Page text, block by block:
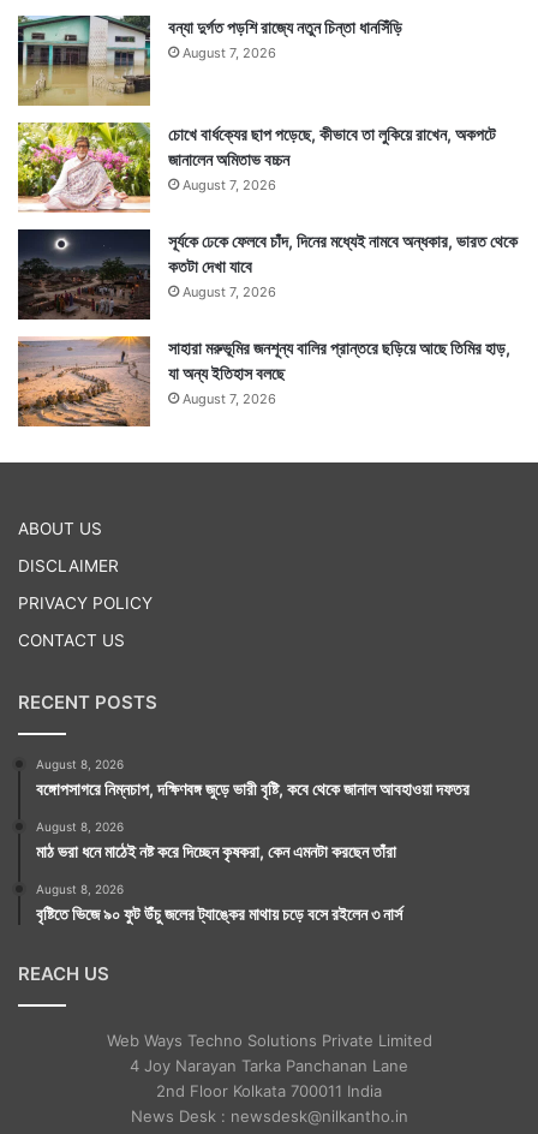
বন্যা দুর্গত পড়শি রাজ্যে নতুন চিন্তা ধানসিঁড়ি
August 7, 2026
চোখে বার্ধক্যের ছাপ পড়েছে, কীভাবে তা লুকিয়ে রাখেন, অকপটে
জানালেন অমিতাভ বচ্চন
August 7, 2026
সূর্যকে ঢেকে ফেলবে চাঁদ, দিনের মধ্যেই নামবে অন্ধকার, ভারত থেকে
কতটা দেখা যাবে
August 7, 2026
সাহারা মরুভূমির জনশূন্য বালির প্রান্তরে ছড়িয়ে আছে তিমির হাড়,
যা অন্য ইতিহাস বলছে
August 7, 2026
ABOUT US
DISCLAIMER
PRIVACY POLICY
CONTACT US
RECENT POSTS
August 8, 2026
বঙ্গোপসাগরে নিম্নচাপ, দক্ষিণবঙ্গ জুড়ে ভারী বৃষ্টি, কবে থেকে জানাল আবহাওয়া দফতর
August 8, 2026
মাঠ ভরা ধনে মাঠেই নষ্ট করে দিচ্ছেন কৃষকরা, কেন এমনটা করছেন তাঁরা
August 8, 2026
বৃষ্টিতে ভিজে ৯০ ফুট উঁচু জলের ট্যাঙ্কের মাথায় চড়ে বসে রইলেন ৩ নার্স
REACH US
Web Ways Techno Solutions Private Limited
4 Joy Narayan Tarka Panchanan Lane
2nd Floor Kolkata 700011 India
News Desk : newsdesk@nilkantho.in